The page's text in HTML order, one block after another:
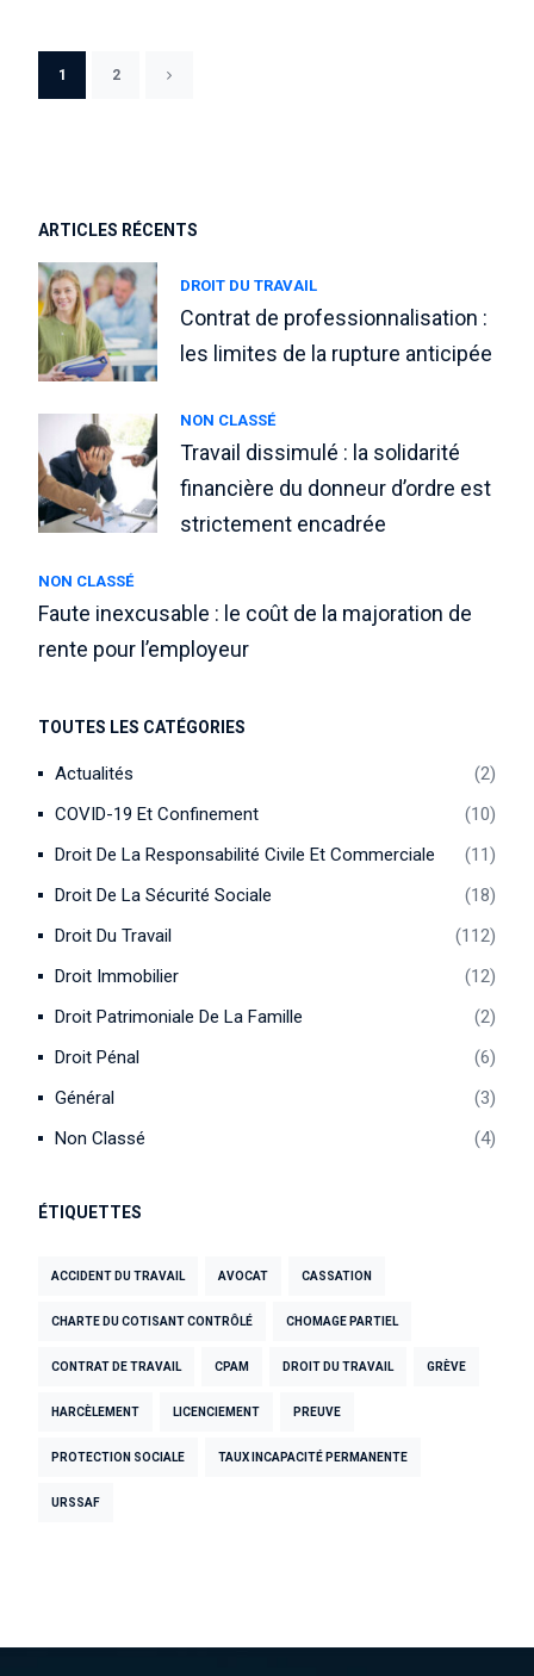
1 2
ARTICLES RÉCENTS
DROIT DU TRAVAIL
Contrat de professionnalisation :
les limites de la rupture anticipée
NON CLASSÉ
Travail dissimulé : la solidarité
financière du donneur d’ordre est
strictement encadrée
NON CLASSÉ
Faute inexcusable : le coût de la majoration de
rente pour l’employeur
TOUTES LES CATÉGORIES
Actualités
2
COVID-19 Et Confinement
10
Droit De La Responsabilité Civile Et Commerciale
11
Droit De La Sécurité Sociale
18
Droit Du Travail
112
Droit Immobilier
12
Droit Patrimoniale De La Famille
2
Droit Pénal
6
Général
3
Non Classé
4
ÉTIQUETTES
ACCIDENT DU TRAVAIL AVOCAT CASSATION
CHARTE DU COTISANT CONTRÔLÉ CHOMAGE PARTIEL
CONTRAT DE TRAVAIL CPAM DROIT DU TRAVAIL GRÈVE
HARCÈLEMENT LICENCIEMENT PREUVE
PROTECTION SOCIALE TAUX INCAPACITÉ PERMANENTE
URSSAF